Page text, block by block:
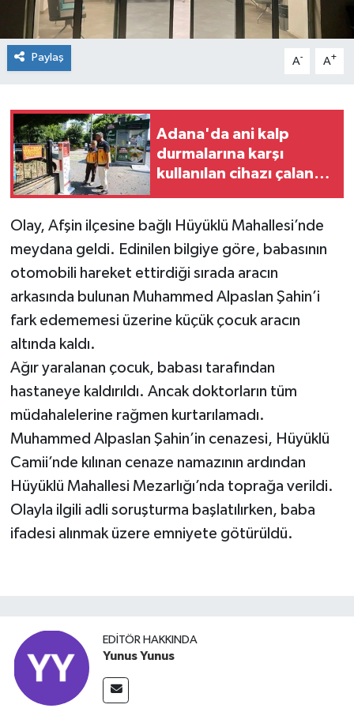
Paylaş A- A+
Adana'da ani kalp
durmalarına karşı
kullanılan cihazı çalan
Olay, Afşin ilçesine bağlı Hüyüklü Mahallesi’nde
meydana geldi. Edinilen bilgiye göre, babasının
otomobili hareket ettirdiği sırada aracın
arkasında bulunan Muhammed Alpaslan Şahin’i
fark edememesi üzerine küçük çocuk aracın
altında kaldı.
Ağır yaralanan çocuk, babası tarafından
hastaneye kaldırıldı. Ancak doktorların tüm
müdahalelerine rağmen kurtarılamadı.
Muhammed Alpaslan Şahin’in cenazesi, Hüyüklü
Camii’nde kılınan cenaze namazının ardından
Hüyüklü Mahallesi Mezarlığı’nda toprağa verildi.
Olayla ilgili adli soruşturma başlatılırken, baba
ifadesi alınmak üzere emniyete götürüldü.
EDITÖR HAKKINDA
Yunus Yunus